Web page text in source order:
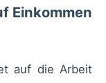
Einkommen
auf die Arbeit